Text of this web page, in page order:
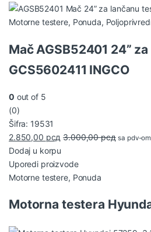
Motorne testere, Ponuda,
Mač AGSB52401 24”
GCS5602411 INGCO
0 out of 5
(0)
Šifra: 19531
2.850,00 рсд 3.000,00рсд sa pdv-om
Dodaj u korpu
Uporedi proizvode
Motorne testere, Ponuda
Motorna testera